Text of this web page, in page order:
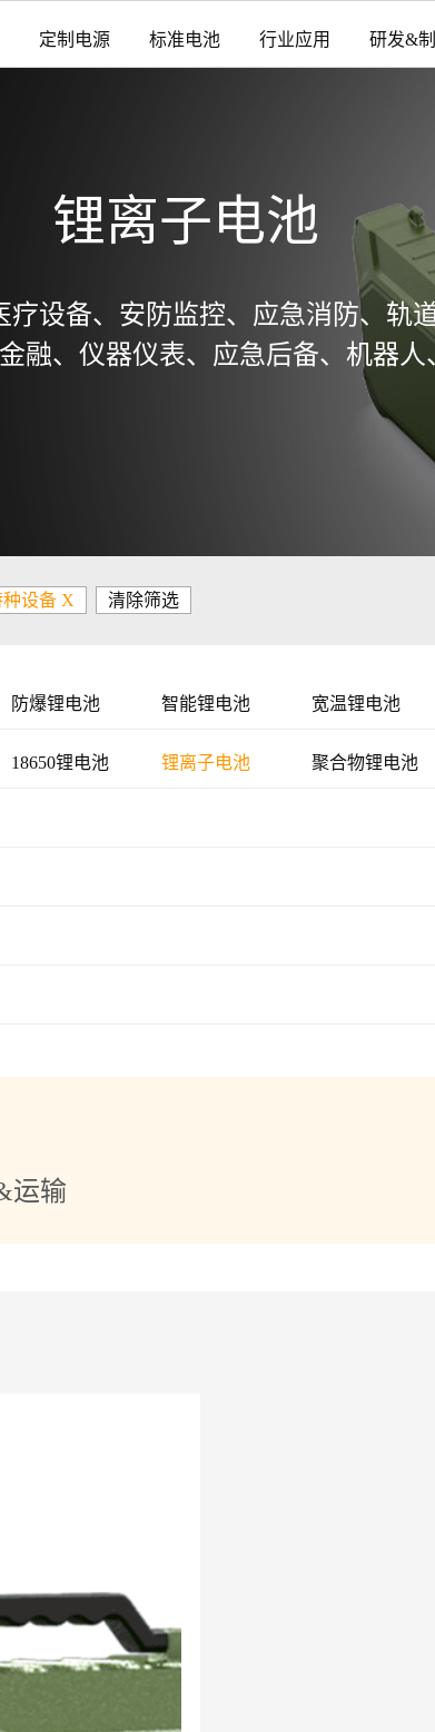
定制电源 标准电池 行业应用 研发&
锂离子电池
疗设备、安防监控、应急消防、轨
融、仪器仪表、应急后备、机器人
种设备 X 清除筛选
防爆锂电池 智能锂电池 宽温锂电池
18650锂电池 锂离子电池 聚合物锂电池
运输